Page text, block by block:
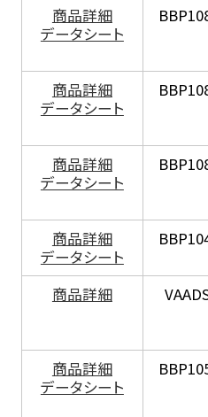
商品詳細
データシート
商品詳細
データシート
商品詳細
データシート
商品詳細
データシート
商品詳細
商品詳細
データシート